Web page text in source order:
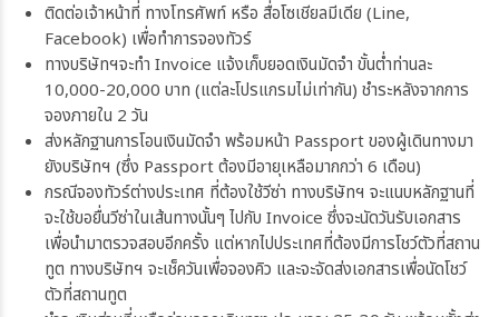
ติดต่อเจ้าหน้าที่ ทางโทรศัพท์ หรือ สื่อโซเชียลมีเดีย (Line,
Facebook) เพื่อทำการจองทัวร์
ทางบริษัทฯจะทำ Invoice แจ้งเก็บยอดเงินมัดจำ ขั้นต่ำท่านละ
10,000-20,000 บาท (แต่ละโปรแกรมไม่เท่ากัน) ชำระหลังจากการ
จองภายใน 2 วัน
ส่งหลักฐานการโอนเงินมัดจำ พร้อมหน้า Passport ของผู้เดินทางมา
ยังบริษัทฯ (ซึ่ง Passport ต้องมีอายุเหลือมากกว่า 6 เดือน)
กรณีจองทัวร์ต่างประเทศ ที่ต้องใช้วีซ่า ทางบริษัทฯ จะแนบหลักฐานที่
จะใช้ขอยื่นวีซ่าในเส้นทางนั้นๆ ไปกับ Invoice ซึ่งจะนัดวันรับเอกสาร
เพื่อนำมาตรวจสอบอีกครั้ง แต่หากไปประเทศที่ต้องมีการโชว์ตัวที่สถาน
ทูต ทางบริษัทฯ จะเช็ควันเพื่อจองคิว และจะจัดส่งเอกสารเพื่อนัดโชว์
ตัวที่สถานทูต